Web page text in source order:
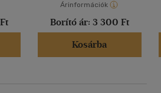
Árinformációk
Borító ár: 3 300 Ft
Kosárba